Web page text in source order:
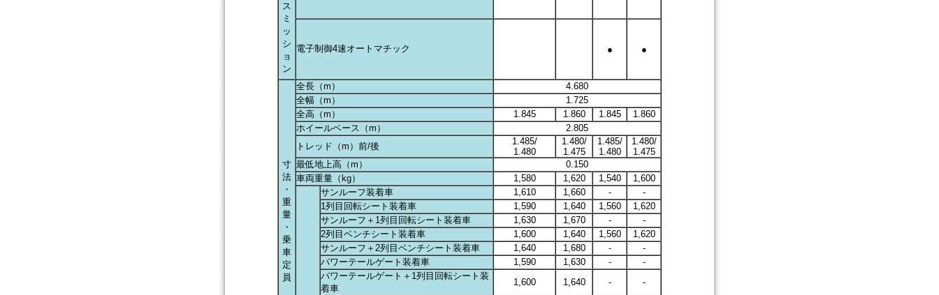
ス
ミ
ッ
シ
ョ
ン
電子制御4速オートマチック ● ●
寸
法
・
重
量
・
乗
車
定
員
全長（m）
4.680
全幅（m）
1.725
全高（m）
1.845 1.860 1.845
1.860
ホイールベース（m）
2.805
トレッド（m）前/後
1.485/
1.480
1.480/
1.475
1.485/
1.480
1.480/
1.475
最低地上高（m）
0.150
車両重量（kg）
1,580 1,620 1,540
1,600
サンルーフ装着車
1,610 1,660 -
-
1列目回転シート装着車
1,590 1,640 1,560
1,620
サンルーフ＋1列目回転シート装着車
1,630 1,670 -
-
2列目ベンチシート装着車
1,600 1,640 1,560
1,620
サンルーフ＋2列目ベンチシート装着車
1,640 1,680 -
-
パワーテールゲート装着車
1,590 1,630 -
-
パワーテールゲート＋1列目回転シート装
着車
1,600 1,640 -
-